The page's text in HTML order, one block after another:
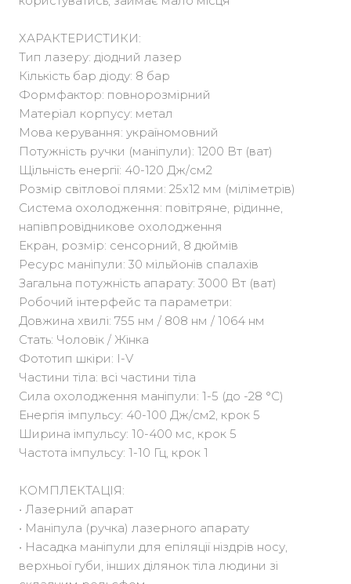
ХАРАКТЕРИСТИКИ:
Тип лазеру: діодний лазер
Кількість бар діоду: 8 бар
Формфактор: повнорозмірний
Матеріал корпусу: метал
Мова керування: україномовний
Потужність ручки (маніпули): 1200 Вт (ват)
Щільність енергії: 40-120 Дж/см2
Розмір світлової плями: 25х12 мм (міліметрів)
Система охолодження: повітряне, рідинне,
напівпровідникове охолодження
Екран, розмір: сенсорний, 8 дюймів
Ресурс маніпули: 30 мільйонів спалахів
Загальна потужність апарату: 3000 Вт (ват)
Робочий інтерфейс та параметри:
Довжина хвилі: 755 нм / 808 нм / 1064 нм
Стать: Чоловік / Жінка
Фототип шкіри: I-V
Частини тіла: всі частини тіла
Сила охолодження маніпули: 1-5 (до -28 °C)
Енергія імпульсу: 40-100 Дж/см2, крок 5
Ширина імпульсу: 10-400 мс, крок 5
Частота імпульсу: 1-10 Гц, крок 1
КОМПЛЕКТАЦІЯ:
• Лазерний апарат
• Маніпула (ручка) лазерного апарату
• Насадка маніпули для епіляції ніздрів носу,
верхньої губи, інших ділянок тіла людини зі